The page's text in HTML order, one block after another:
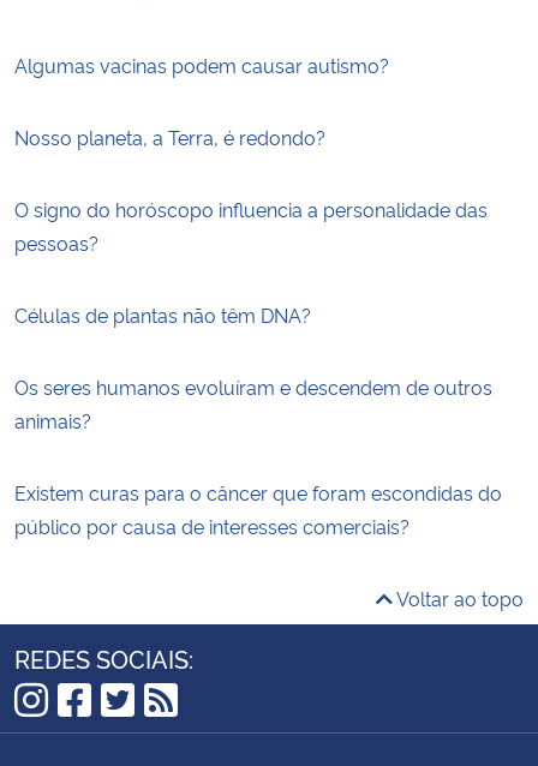
Algumas vacinas podem causar autismo?
Nosso planeta, a Terra, é redondo?
O signo do horóscopo influencia a personalidade das
pessoas?
Células de plantas não têm DNA?
Os seres humanos evoluíram e descendem de outros
animais?
Existem curas para o câncer que foram escondidas do
público por causa de interesses comerciais?
Voltar ao topo
REDES SOCIAIS:
Instagram
Facebook
Twitter
RSS